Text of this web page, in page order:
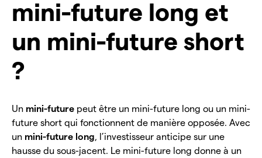
mini-future long et
un mini-future short
?
Un mini-future peut être un mini-future long ou un mini-
future short qui fonctionnent de manière opposée. Avec
un mini-future long, l’investisseur anticipe sur une
hausse du sous-jacent. Le mini-future long donne à un